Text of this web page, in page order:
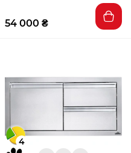
54 000 ₴
4